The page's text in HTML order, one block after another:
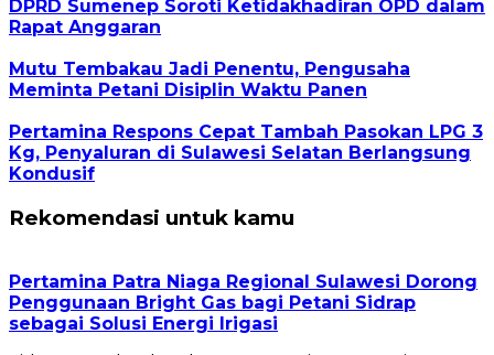
DPRD Sumenep Soroti Ketidakhadiran OPD dalam
Rapat Anggaran
Mutu Tembakau Jadi Penentu, Pengusaha
Meminta Petani Disiplin Waktu Panen
Pertamina Respons Cepat Tambah Pasokan LPG 3
Kg, Penyaluran di Sulawesi Selatan Berlangsung
Kondusif
Rekomendasi untuk kamu
Pertamina Patra Niaga Regional Sulawesi Dorong
Penggunaan Bright Gas bagi Petani Sidrap
sebagai Solusi Energi Irigasi